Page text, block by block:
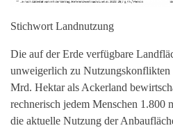
Stichwort Landnutzung
Die auf der Erde verfügbare
unweigerlich zu
Mrd. Hektar als Ackerland
rechnerisch jedem Menschen 1.800
die aktuelle Nutzung der